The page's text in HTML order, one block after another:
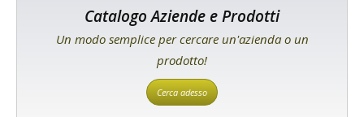
Catalogo Aziende e Prodotti
Un modo semplice per cercare un'azienda o un
prodotto!
Cerca adesso